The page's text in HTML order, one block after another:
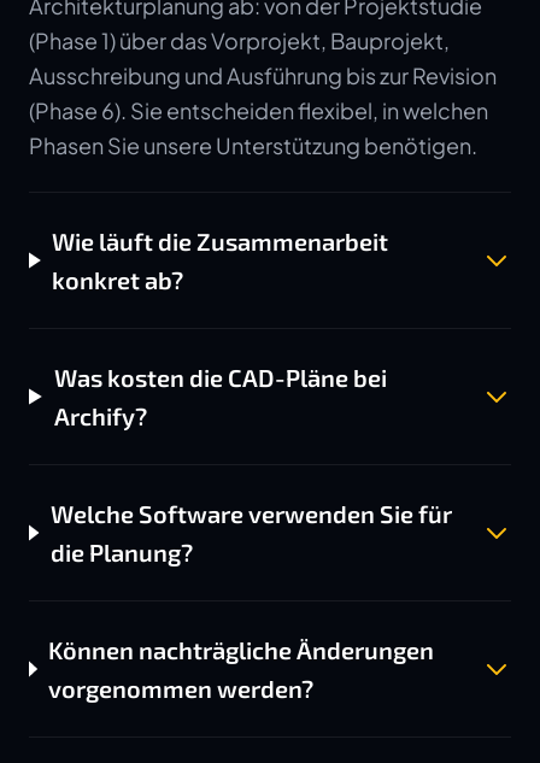
(Phase 1) über das Vorprojekt, Bauprojekt,
Ausschreibung und Ausführung bis zur Revision
(Phase 6). Sie entscheiden flexibel, in welchen
Phasen Sie unsere Unterstützung benötigen.
Wie läuft die Zusammenarbeit
konkret ab?
Was kosten die CAD-Pläne bei
Archify?
Welche Software verwenden Sie für
die Planung?
Können nachträgliche Änderungen
vorgenommen werden?